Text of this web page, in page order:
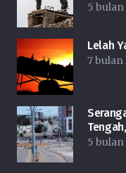
5 bulan
Lelah
7 bulan
5 bulan